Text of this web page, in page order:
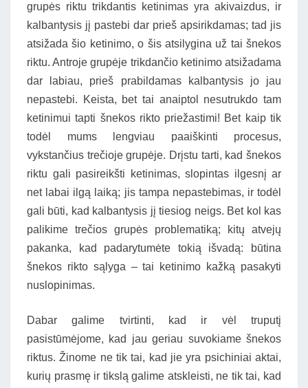
grupės riktu trikdantis ketinimas yra akivaizdus, ir
kalbantysis jį pastebi dar prieš apsirikdamas; tad jis
atsižada šio ketinimo, o šis atsilygina už tai šnekos
riktu. Antroje grupėje trikdančio ketinimo atsižadama
dar labiau, prieš prabildamas kalbantysis jo jau
nepastebi. Keista, bet tai anaiptol nesutrukdo tam
ketinimui tapti šnekos rikto priežastimi! Bet kaip tik
todėl mums lengviau paaiškinti procesus,
vykstančius trečioje grupėje. Drįstu tarti, kad šnekos
riktu gali pasireikšti ketinimas, slopintas ilgesnį ar
net labai ilgą laiką; jis tampa nepastebimas, ir todėl
gali būti, kad kalbantysis jį tiesiog neigs. Bet kol kas
palikime trečios grupės problematiką; kitų atvejų
pakanka, kad padarytumėte tokią išvadą: būtina
šnekos rikto sąlyga – tai ketinimo kažką pasakyti
nuslopinimas.
Dabar galime tvirtinti, kad ir vėl truputį
pasistūmėjome, kad jau geriau suvokiame šnekos
riktus. Žinome ne tik tai, kad jie yra psichiniai aktai,
kurių prasmę ir tikslą galime atskleisti, ne tik tai, kad